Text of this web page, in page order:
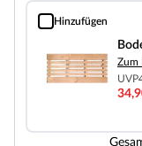
Hinzufügen
Bodenrost (Fichte)
Zum
UVP